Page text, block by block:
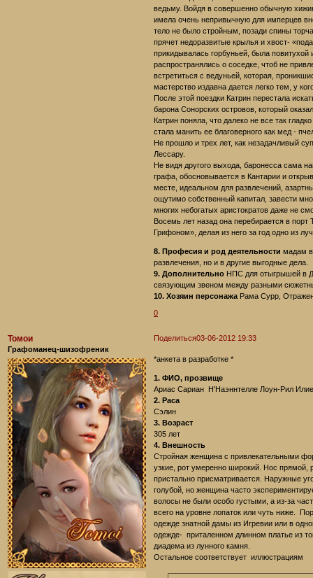
ведьму. Войдя в совершенно обычную
имела очень непривычную для имперцев
тело не было стройным, позади спины
прячет недоразвитые крылья и хвост-
прикидывалась горбуньей, была
распространялись о соседке, чтоб не
встретиться с ведуньей, которая,
мастерство издавна дается легко тем, у
После этой поездки Катрин перестала
барона Сонорских островов, который
Катрин поняла, что далеко не все так
стала манить ее благоверного как мед -
Не прошло и трех лет, как незадачливый
Лессару.
Не видя другого выхода, баронесса сама
графа, обосновывается в Кантарии и
месте, идеальном для развлечений,
ощутимо собственный капитал, завести
многих небогатых аристократов даже не
Восемь лет назад она перебирается в
Грифоном», делая из него за год одно из
8. Професия и род деятельностимадам
развлечения, но и в другие выгодные дела.
9. Дополнительно НПС для отыгрышей в
связующим звеном между разными
10. Хозяин персонажаРама Сурр,
0
Поделиться03-06-2012 19:33
Томои
Графоманец-шизофреник
*анкета в разработке *
1. ФИО, прозвище
Ариас Сариан Н'Наэннтелле Лоун-Рил
2. Раса
Сэлин
3. Возраст
305 лет
4. Внешность
Стройная женщина с привлекательными
узкие, рот умеренно широкий. Нос прямой,
пристально присматривается. Наружные
голубой, но женщина часто
волосы не были особо густыми, а из-за
всего на уровне лопаток или чуть ниже.
одежде знатной дамы из Игревии или в
одежде- приталенном длинном платье из
диадема из лунного камня.
Остальное соответствует иллюстрациям